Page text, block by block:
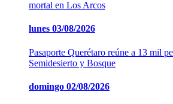
mortal en Los Arcos
lunes 03/08/2026
Pasaporte Querétaro reúne a 13 mil
Semidesierto y Bosque
domingo 02/08/2026